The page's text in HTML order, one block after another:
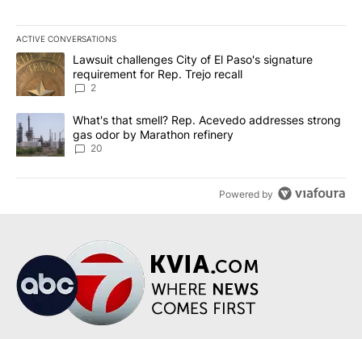
ACTIVE CONVERSATIONS
The following is a list of the most commented articles in the last
A trending article titled "Lawsuit challenges City of El Paso's
Lawsuit challenges City of El Paso's signature
requirement for Rep. Trejo recall
2
A trending article titled "What's that smell? Rep. Acevedo
What's that smell? Rep. Acevedo addresses strong
gas odor by Marathon refinery
20
Powered by